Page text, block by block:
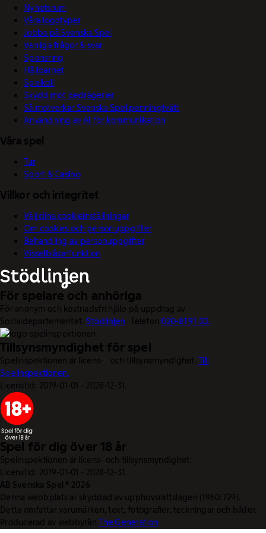
Nyhetsrum
Våra logotyper
Jobba på Svenska Spel
Vanliga frågor & svar
Sponsring
Hållbarhet
Spelkoll
Skydd mot bedrägerier
Så motverkar Svenska Spel penningtvätt
Användning av AI för kommunikation
Våra spel
Tur
Sport & Casino
Villkor och integritet
Välj dina cookieinställningar
Om cookies och personuppgifter
Behandling av personuppgifter
Visselblåsarfunktion
För spelare och anhöriga
För anonym och kostnadsfri hjälp på uppdrag av
Socialdepartementet. Stödlinjen. Telefon020-81 91 00.
Tillsynsmyndighet för spel
Spelinspektionen är licens- och tillsynsmyndighet.Till
Spelinspektionen.
Licenstid: 2019-01-01 - 2028-12-31.
Spel för dig över 18 år
Spelinspektionen är licens- och tillsynsmyndighet.
Licenstid: 2019-01-01 - 2028-12-31.
AB Svenska Spel © 2026
Denna webbplats är skyddad av upphovsrättslagen (1960:729).
Detta omfattar varumärken, text, fotografier, teckningar och bilder.
Producerad av webbyrånThe Generation